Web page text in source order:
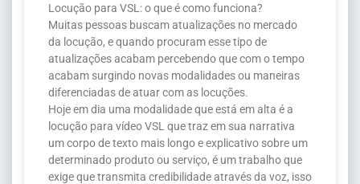
Locução para VSL: o que é como funciona?
Muitas pessoas buscam atualizações no mercado
da locução, e quando procuram esse tipo de
atualizações acabam percebendo que com o tempo
acabam surgindo novas modalidades ou maneiras
diferenciadas de atuar com as locuções.
Hoje em dia uma modalidade que está em alta é a
locução para vídeo VSL que traz em sua narrativa
um corpo de texto mais longo e explicativo sobre um
determinado produto ou serviço, é um trabalho que
exige que transmita credibilidade através da voz, isso